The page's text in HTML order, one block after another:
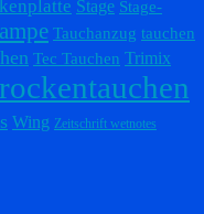
Stage Stage-
Tauchanzug tauchen
Tec Tauchen Trimix
Wing Zeitschrift wetnotes